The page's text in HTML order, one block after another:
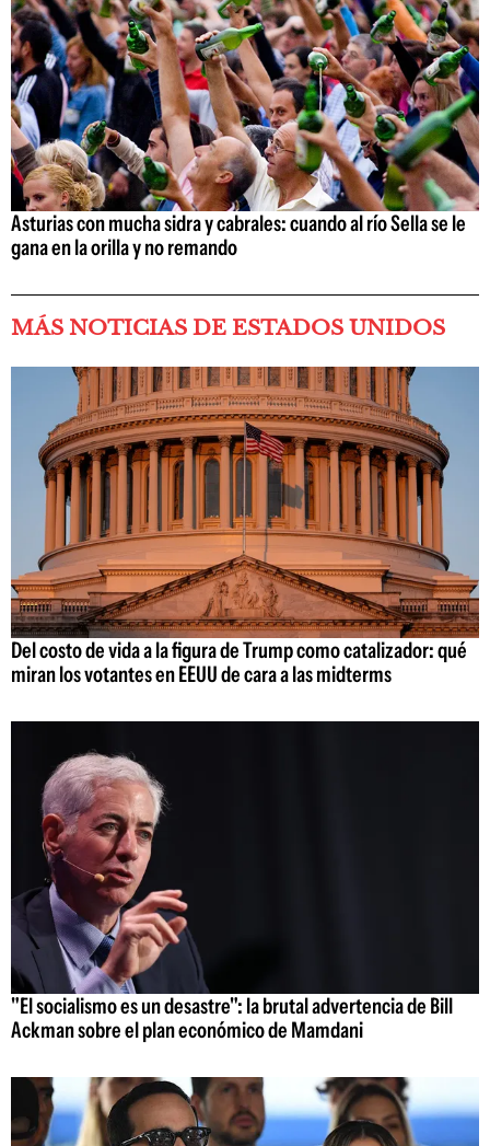
Asturias con mucha sidra y cabrales: cuando al río Sella se le
gana en la orilla y no remando
MÁS NOTICIAS DE ESTADOS UNIDOS
Del costo de vida a la figura de Trump como catalizador: qué
miran los votantes en EEUU de cara a las midterms
"El socialismo es un desastre": la brutal advertencia de Bill
Ackman sobre el plan económico de Mamdani